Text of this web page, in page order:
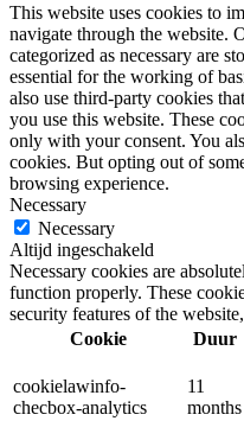
This website uses cookies to
navigate through the website.
categorized as necessary are
essential for the working of
also use third-party cookies
you use this website. These
only with your consent. You
cookies. But opting out of
browsing experience.
Necessary
Necessary
Altijd ingeschakeld
Necessary cookies are
function properly. These
security features of the
Cookie
Duur
cookielawinfo-
checbox-analytics
11
months